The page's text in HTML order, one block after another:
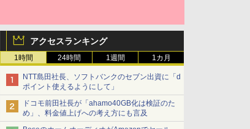
アクセスランキング
1時間 24時間 1週間 1カ月
NTT島田社長、ソフトバンクのセブン出資に「d
ポイント使えるようにして」
ドコモ前田社長が「ahamo40GB化は検証のた
め」、料金値上げへの考え方にも言及